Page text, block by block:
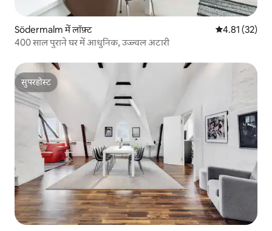
Södermalm में लॉफ़्ट औसत रेटिंग 5 में
4.81 (32)
400 साल पुराने घर में आधुनिक, उज्ज्वल अटारी
सुपरहोस्ट
सुपरहोस्ट